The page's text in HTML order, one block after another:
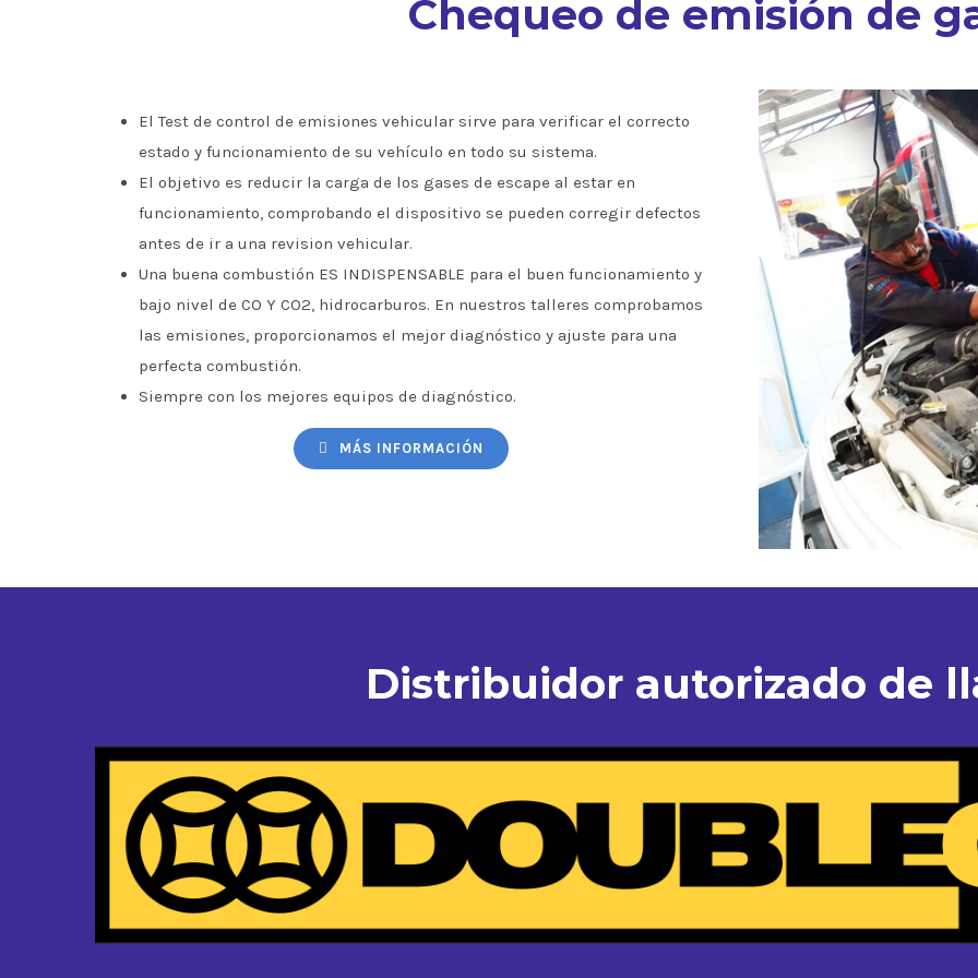
Chequeo de emisión de
El Test de control de emisiones vehicular sirve para verificar el correcto
estado y funcionamiento de su vehículo en todo su sistema.
El objetivo es reducir la carga de los gases de escape al estar en
funcionamiento, comprobando el dispositivo se pueden corregir defectos
antes de ir a una revision vehicular.
Una buena combustión ES INDISPENSABLE para el buen funcionamiento y
bajo nivel de CO Y CO2, hidrocarburos. En nuestros talleres comprobamos
las emisiones, proporcionamos el mejor diagnóstico y ajuste para una
perfecta combustión.
Siempre con los mejores equipos de diagnóstico.
MÁS INFORMACIÓN
Distribuidor autorizado de